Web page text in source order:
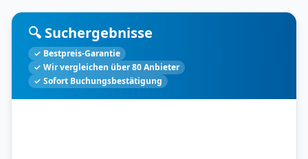
🔍 Suchergebnisse
✓ Bestpreis-Garantie
✓ Wir vergleichen über 80 Anbieter
✓ Sofort Buchungsbestätigung